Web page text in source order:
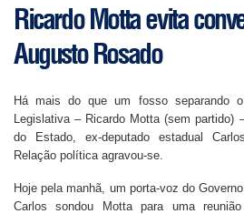
Ricardo Motta evita
Augusto Rosado
Há mais do que um fosso separando
Legislativa – Ricardo Motta (sem partido)
do Estado, ex-deputado estadual
Relação política agravou-se.
Hoje pela manhã, um porta-voz do
Carlos sondou Motta para uma